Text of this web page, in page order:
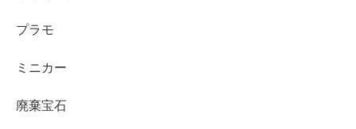
プラモ
ミニカー
廃棄宝石